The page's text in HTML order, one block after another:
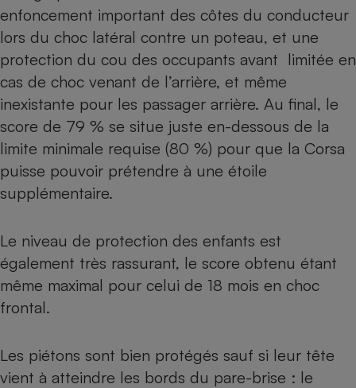
enfoncement important des côtes du conducteur
lors du choc latéral contre un poteau, et une
protection du cou des occupants avant limitée en
cas de choc venant de l’arrière, et même
inexistante pour les passager arrière. Au final, le
score de 79 % se situe juste en-dessous de la
limite minimale requise (80 %) pour que la Corsa
puisse pouvoir prétendre à une étoile
supplémentaire.
Le niveau de protection des enfants est
également très rassurant, le score obtenu étant
même maximal pour celui de 18 mois en choc
frontal.
Les piétons sont bien protégés sauf si leur tête
vient à atteindre les bords du pare-brise : le